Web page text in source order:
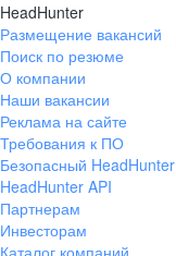
HeadHunter
Размещение вакансий
Поиск по резюме
О компании
Наши вакансии
Реклама на сайте
Требования к ПО
Безопасный HeadHunter
HeadHunter API
Партнерам
Инвесторам
Каталог компаний